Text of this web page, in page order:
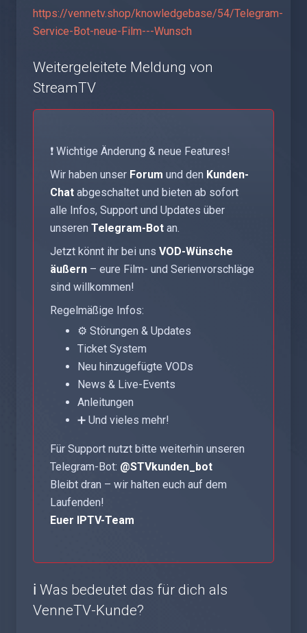
https://vennetv.shop/knowledgebase/54/Telegram-
Service-Bot-neue-Film---Wunsch
Weitergeleitete Meldung von
StreamTV
❗ Wichtige Änderung & neue Features!
Wir haben unser Forum und den Kunden-
Chat abgeschaltet und bieten ab sofort
alle Infos, Support und Updates über
unseren Telegram-Bot an.
Jetzt könnt ihr bei uns VOD-Wünsche
äußern – eure Film- und Serienvorschläge
sind willkommen!
Regelmäßige Infos:
⚙️ Störungen & Updates
Ticket System
Neu hinzugefügte VODs
News & Live-Events
Anleitungen
➕ Und vieles mehr!
Für Support nutzt bitte weiterhin unseren
Telegram-Bot: @STVkunden_bot
Bleibt dran – wir halten euch auf dem
Laufenden!
Euer IPTV-Team
ℹ️ Was bedeutet das für dich als
VenneTV-Kunde?